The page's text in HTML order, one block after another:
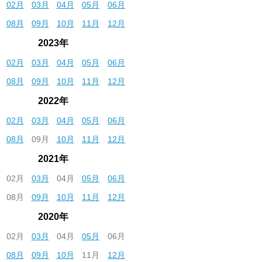
02月 03月 04月 05月
06月
08月
09月 10月 11月 12月
2023年
02月 03月 04月 05月
06月
08月
09月 10月 11月 12月
2022年
02月 03月 04月 05月
06月
08月
09月 10月 11月 12月
2021年
02月 03月 04月 05月
06月
08月
09月 10月 11月 12月
2020年
02月 03月 04月 05月
06月
08月
09月 10月 11月 12月